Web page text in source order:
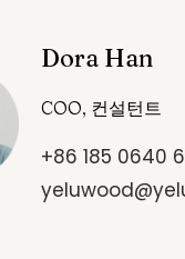
Dora Han
COO, 컨설턴트
+86 185 0640